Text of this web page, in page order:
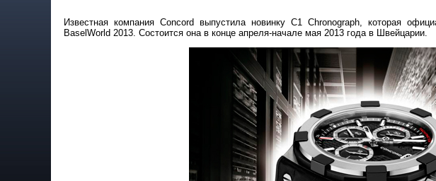
Известная компания Concord выпустила новинку C1 Chronograph, которая
BaselWorld 2013. Состоится она в конце апреля-начале мая 2013 года в Швейцарии.